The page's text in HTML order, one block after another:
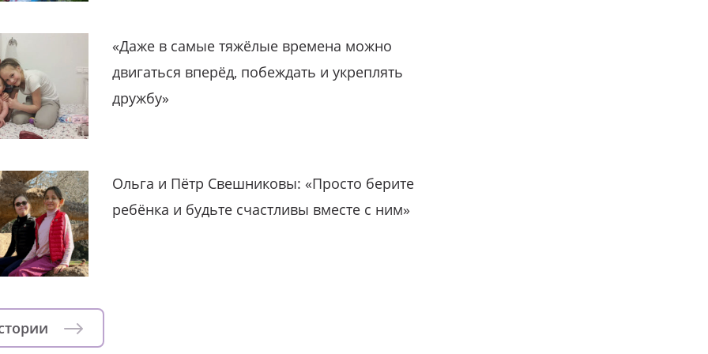
«Даже в самые тяжёлые времена можно
двигаться вперёд, побеждать и укреплять
дружбу»
Ольга и Пётр Свешниковы: «Просто берите
ребёнка и будьте счастливы вместе с ним»